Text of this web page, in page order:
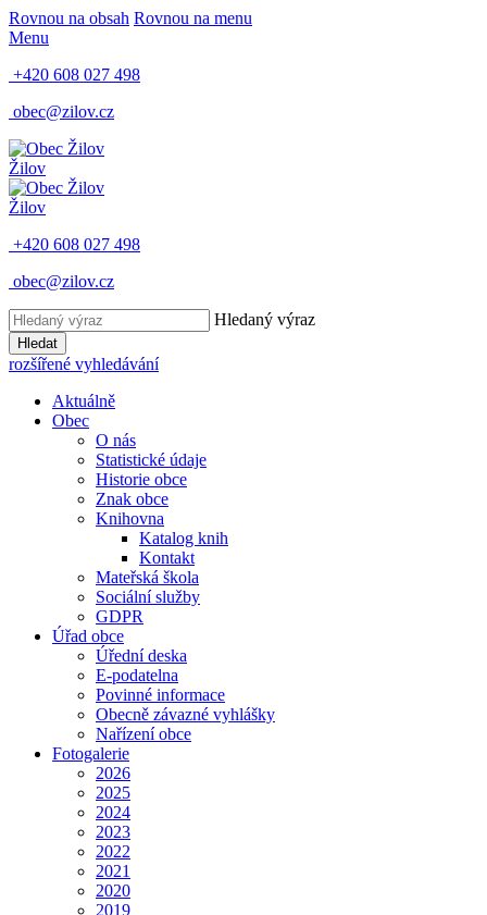
Rovnou na obsah Rovnou na menu
Menu
+420 608 027 498
obec@zilov.cz
Žilov
Žilov
+420 608 027 498
obec@zilov.cz
Hledaný výraz
Hledat
rozšířené vyhledávání
Aktuálně
Obec
O nás
Statistické údaje
Historie obce
Znak obce
Knihovna
Katalog knih
Kontakt
Mateřská škola
Sociální služby
GDPR
Úřad obce
Úřední deska
E-podatelna
Povinné informace
Obecně závazné vyhlášky
Nařízení obce
Fotogalerie
2026
2025
2024
2023
2022
2021
2020
2019